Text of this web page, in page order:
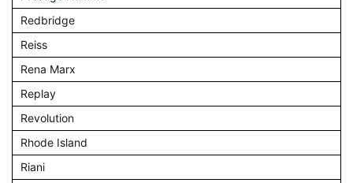
Redbridge
Reiss
Rena Marx
Replay
Revolution
Rhode Island
Riani